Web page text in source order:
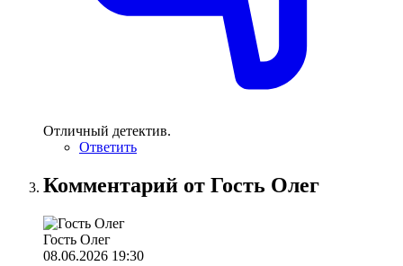
Отличный детектив.
Ответить
Комментарий от Гость Олег
Гость Олег
08.06.2026 19:30